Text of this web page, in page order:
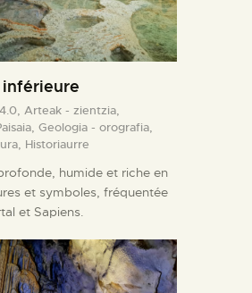
Arteak - zientzia,
Geologia - orografia,
Historiaurre
humide et riche en
et symboles, fréquentée
et Sapiens.